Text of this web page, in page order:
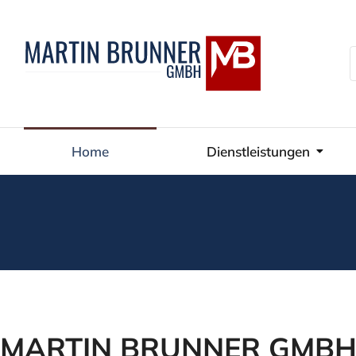
Home Dienstleistungen
MARTIN BRUNNER GMBH